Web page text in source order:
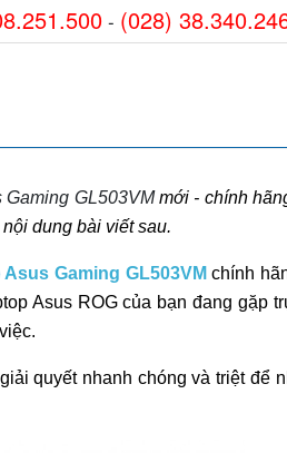
- (028)
Gaming GL503VMmới - chính
dung bài viết sau.
Gaming GL503VM chính
Asus ROG của bạn đang gặp
quyết nhanh chóng và triệt để